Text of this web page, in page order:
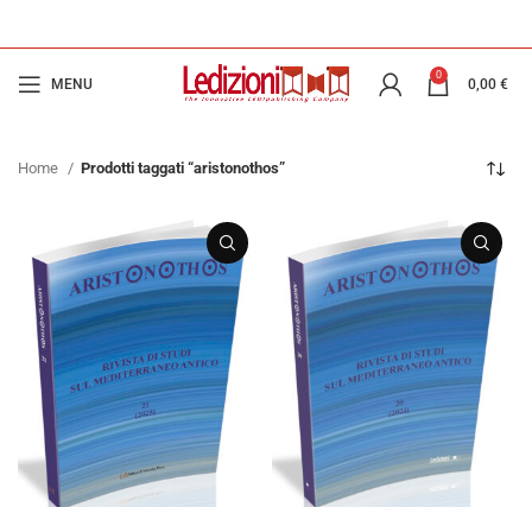
MENU
0
0,00 €
Home Prodotti taggati “aristonothos”